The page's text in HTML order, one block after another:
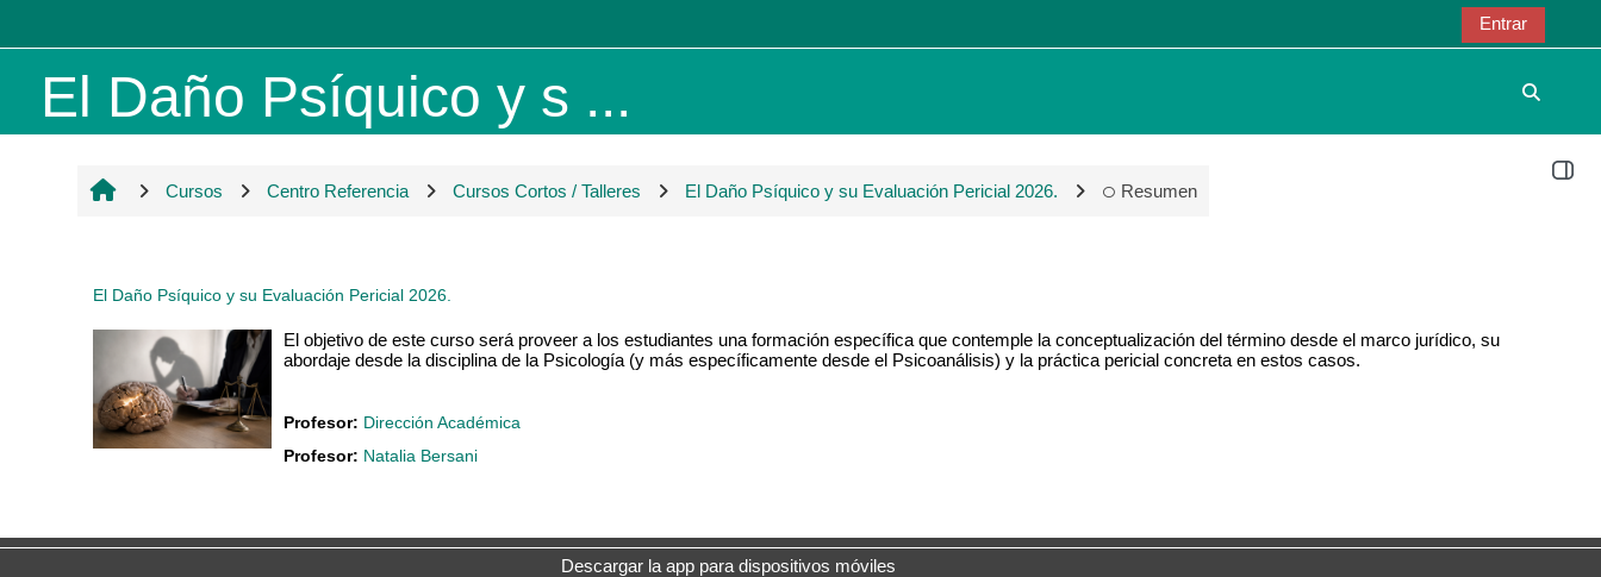
Entrar
El Daño Psíquico y s ...
Abrir
Cursos
Centro Referencia Cursos Cortos / Talleres El Daño Psíquico y su Evaluación Pericial 2026. Resumen
El Daño Psíquico y su Evaluación Pericial 2026.
El objetivo de este curso será proveer a los estudiantes una formación específica que contemple la conceptualización del término desde el marco jurídico, su
abordaje desde la disciplina de la Psicología (y más específicamente desde el Psicoanálisis) y la práctica pericial concreta en estos casos.
Profesor: Dirección Académica
Profesor: Natalia Bersani
Descargar la app para dispositivos móviles